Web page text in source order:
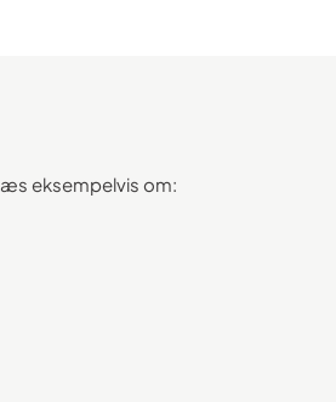
eksempelvis om: